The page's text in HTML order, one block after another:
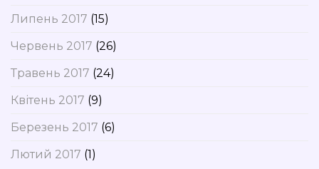
Липень 2017 (15)
Червень 2017 (26)
Травень 2017 (24)
Квітень 2017 (9)
Березень 2017 (6)
Лютий 2017 (1)